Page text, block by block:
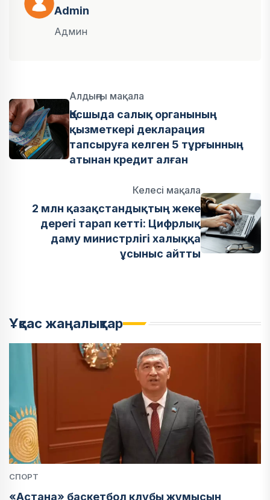
Admin
Админ
Алдыңғы мақала
Қосшыда салық органының
қызметкері декларация
тапсыруға келген 5 тұрғынның
атынан кредит алған
Келесі мақала
2 млн қазақстандықтың жеке
дерегі тарап кетті: Цифрлық
даму министрлігі халыққа
ұсыныс айтты
Ұқсас жаңалықтар
СПОРТ
«Астана» баскетбол клубы жұмысын